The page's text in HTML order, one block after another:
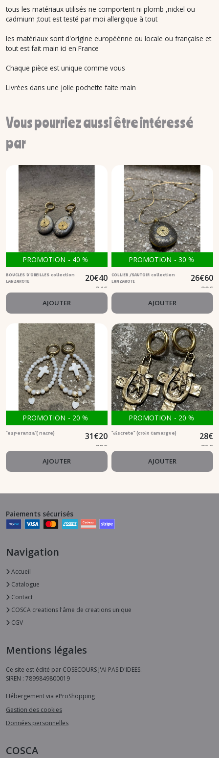
tous les matériaux utilisés ne comportent ni plomb ,nickel ou
cadmium ;tout est testé par moi allergique à tout
les matériaux sont d'origine européénne ou locale ou française et
tout est fait main ici en France
Chaque pièce est unique comme vous
Livrées dans une jolie pochette faite main
Vous pourriez aussi être intéressé
par
PROMOTION - 40 %
BOUCLES D'OREILLES collection
LANZAROTE
20€40
34€
AJOUTER
PROMOTION - 30 %
COLLIER /SAUTOIR collection
LANZAROTE
26€60
38€
AJOUTER
PROMOTION - 20 %
"esperanza"( nacre) 31€20
39€
AJOUTER
PROMOTION - 20 %
"discrete" (croix Camargue) 28€
35€
AJOUTER
Paiements sécurisés
Navigation
Accueil
Catalogue
Contact
COSCA creations l'âme de creations unique
CGV
Mentions légales
Ce site est édité par COSECOURS J'AI PAS D'IDEES.
SIREN : 7899849800019
Hébergement via eProShopping
Gestion des cookies
Données personnelles
COSCA